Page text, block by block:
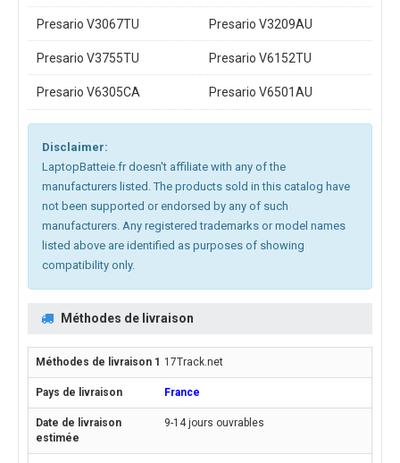
Presario V3067TU Presario V3209AU
Presario V3755TU Presario V6152TU
Presario V6305CA Presario V6501AU
Disclaimer:
LaptopBatteie.fr doesn't affiliate with any of the
manufacturers listed. The products sold in this catalog have
not been supported or endorsed by any of such
manufacturers. Any registered trademarks or model names
listed above are identified as purposes of showing
compatibility only.
Méthodes de livraison
17Track.net
France
9-14 jours ouvrables